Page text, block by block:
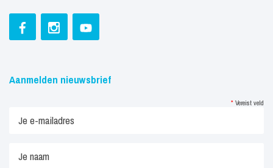
Aanmelden nieuwsbrief
* Vereist veld